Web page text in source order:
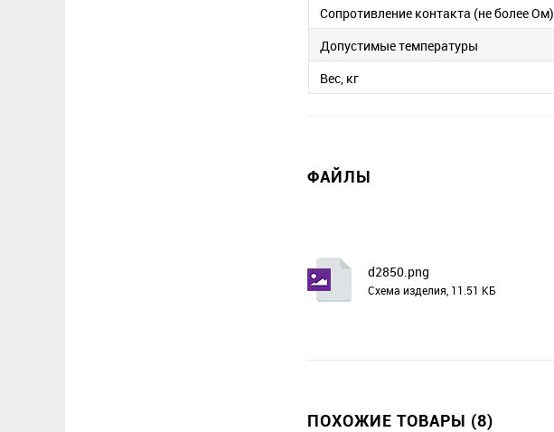
Сопротивление контакта (не более Ом)
Допустимые температуры
Вес, кг
ФАЙЛЫ
d2850.png
Схема изделия, 11.51 КБ
ПОХОЖИЕ ТОВАРЫ (8)